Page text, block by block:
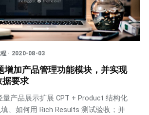
· 2020-08-03
增加产品管理功能模块，并实现
据要求
量产品展示扩展 CPT + Product 结构化
、如何用 Rich Results 测试验收；并